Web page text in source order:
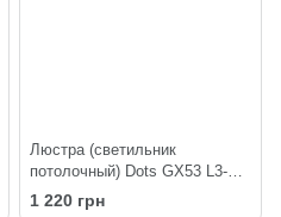
Люстра (светильник
потолочный) Dots GX53 L3-
660 Black
1 220 грн